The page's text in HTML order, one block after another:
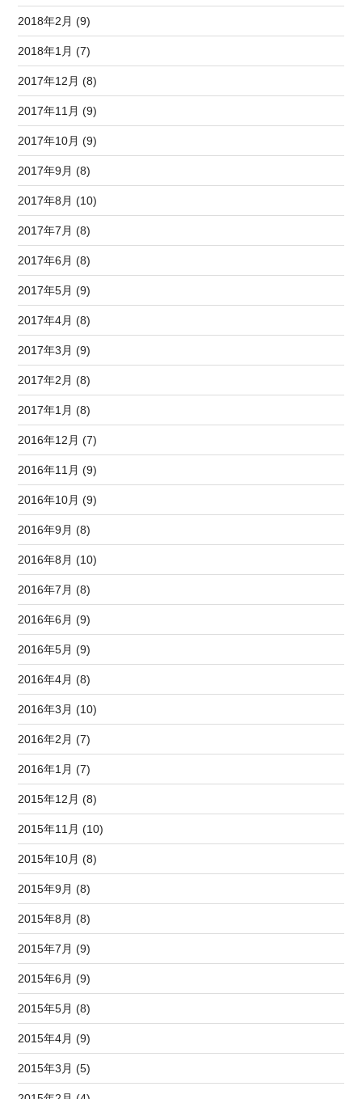
2018年2月 (9)
2018年1月 (7)
2017年12月 (8)
2017年11月 (9)
2017年10月 (9)
2017年9月 (8)
2017年8月 (10)
2017年7月 (8)
2017年6月 (8)
2017年5月 (9)
2017年4月 (8)
2017年3月 (9)
2017年2月 (8)
2017年1月 (8)
2016年12月 (7)
2016年11月 (9)
2016年10月 (9)
2016年9月 (8)
2016年8月 (10)
2016年7月 (8)
2016年6月 (9)
2016年5月 (9)
2016年4月 (8)
2016年3月 (10)
2016年2月 (7)
2016年1月 (7)
2015年12月 (8)
2015年11月 (10)
2015年10月 (8)
2015年9月 (8)
2015年8月 (8)
2015年7月 (9)
2015年6月 (9)
2015年5月 (8)
2015年4月 (9)
2015年3月 (5)